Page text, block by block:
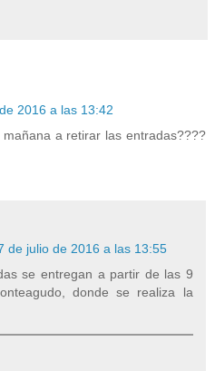
2016 a las 13:42
a retirar las entradas????
de julio de 2016 a las 13:55
se entregan a partir de las 9
donde se realiza la